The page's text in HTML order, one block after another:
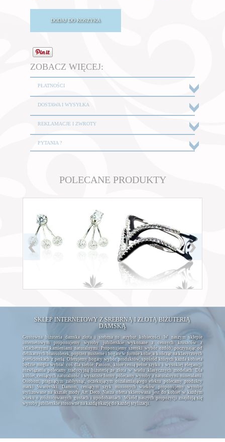
ZOBACZ WIĘCEJ:
PŁATNOŚCI
DOSTAWA I WYSYŁKA
REKLAMACJE I ZWROTY
PYTANIA ?
POLECANE PRODUKTY
SKLEP INTERNETOWY Z SREBRNĄ I ZŁOTĄ BIŻUTERIĄ
DAMSKĄ
Gustowna biżuteria damska złota i srebrna to atrybut kobiecości. W naszym sklepie
internetowym proponujemy wyroby jubilerskie wykonane z cennych kruszców z
szlachetnymi kamieniami naturalnymi. Proponujemy szeroki wybór ozdób, poczynając od
delikatnych bransoletek, poprzez misterne i bogate w formie kolie, a kończąc na klasycznych
pierścionkach z perłą. Oferujemy bogaty wybór produktów, spośród których każda kobieta
będzie mogła wybrać coś dla siebie. Paniom, które cenią pełne szyku i wysokiej elegancji
rozwiązania polecamy tradycyjną biżuterię ze złota w wielu klasycznych modelach. Dla
kobiet, ceniących naturalność i wyraziste formy polecamy wyroby z naturalnymi minerałami.
Osobom, pragnącym zabłysnąć, oczekującym oszałamiającego efektu polecamy produkty
marki Swarovski. Damom, ceniącym szyk minionych wieków proponujemy wyroby
stylizowane na kształt mody Art Deco. Nasza oferta skierowana jest do kobiet w każdym
wieku o zróżnicowanych gustach i upodobaniach. Wśród naszych propozycji znajdują się
wyroby jubilerskie stosowne na każdą okazję do każdej stylizacji.